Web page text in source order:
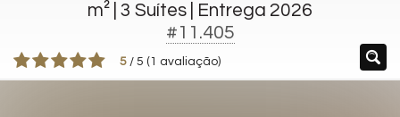
m² | 3 Suítes | Entrega 2026
#11.405
5 / 5 ( 1 avaliação)